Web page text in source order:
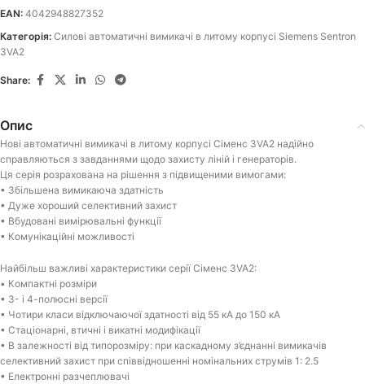
EAN: 4042948827352
Категорія: Силові автоматичні вимикачі в литому корпусі Siemens Sentron
3VA2
Share:
Опис
Нові автоматичні вимикачі в литому корпусі Сіменс 3VA2 надійно
справляються з завданнями щодо захисту ліній і генераторів.
Ця серія розрахована на рішення з підвищеними вимогами:
• Збільшена вимикаюча здатність
• Дуже хороший селективний захист
• Вбудовані вимірювальні функції
• Комунікаційні можливості
Найбільш важливі характеристики серії Сіменс 3VA2:
• Компактні розміри
• 3- і 4-полюсні версії
• Чотири класи відключаючої здатності від 55 кА до 150 кА
• Стаціонарні, втичні і викатні модифікації
• В залежності від типорозміру: при каскадному з’єднанні вимикачів
селективний захист при співвідношенні номінальних струмів 1: 2.5
• Електронні разчеплювачі